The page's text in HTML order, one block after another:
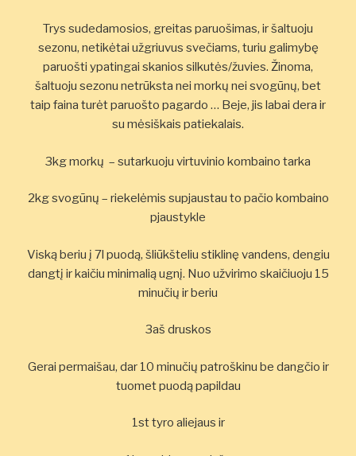
Trys sudedamosios, greitas paruošimas, ir šaltuoju
sezonu, netikėtai užgriuvus svečiams, turiu galimybę
paruošti ypatingai skanios silkutės/žuvies. Žinoma,
šaltuoju sezonu netrūksta nei morkų nei svogūnų, bet
taip faina turėt paruošto pagardo … Beje, jis labai dera ir
su mėsiškais patiekalais.
3kg morkų – sutarkuoju virtuvinio kombaino tarka
2kg svogūnų – riekelėmis supjaustau to pačio kombaino
pjaustykle
Viską beriu į 7l puodą, šliūkšteliu stiklinę vandens, dengiu
dangtį ir kaičiu minimalią ugnį. Nuo užvirimo skaičiuoju 15
minučių ir beriu
3aš druskos
Gerai permaišau, dar 10 minučių patroškinu be dangčio ir
tuomet puodą papildau
1st tyro aliejaus ir